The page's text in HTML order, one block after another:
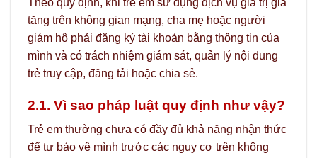
Theo quy định, khi trẻ em sử dụng dịch vụ giá trị gia
tăng trên không gian mạng, cha mẹ hoặc người
giám hộ phải đăng ký tài khoản bằng thông tin của
mình và có trách nhiệm giám sát, quản lý nội dung
trẻ truy cập, đăng tải hoặc chia sẻ.
2.1. Vì sao pháp luật quy định như vậy?
Trẻ em thường chưa có đầy đủ khả năng nhận thức
để tự bảo vệ mình trước các nguy cơ trên không